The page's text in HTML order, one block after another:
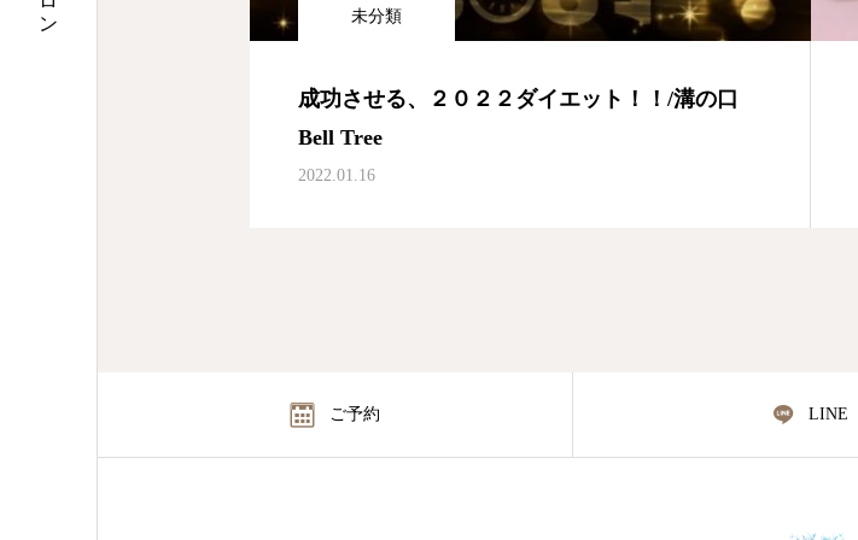
未分類
成功させる、２０２２ダイエット！！/溝の口
Bell Tree
2022.01.16
ご予約 LINE